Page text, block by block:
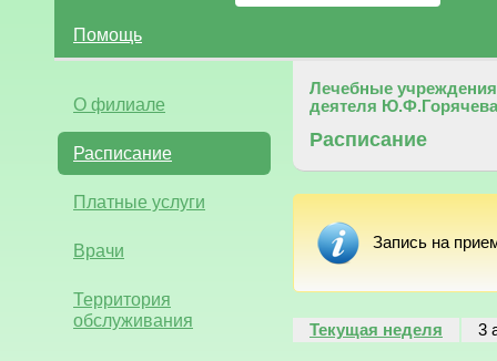
Помощь
О филиале
Расписание
Платные услуги
Врачи
Территория
обслуживания
Лечебные учреждения
деятеля Ю.Ф.Горячева
Расписание
Запись на
Текущая неделя 3